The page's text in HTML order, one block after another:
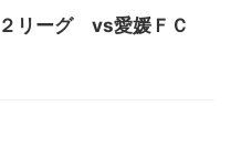
リーグ vs愛媛ＦＣ